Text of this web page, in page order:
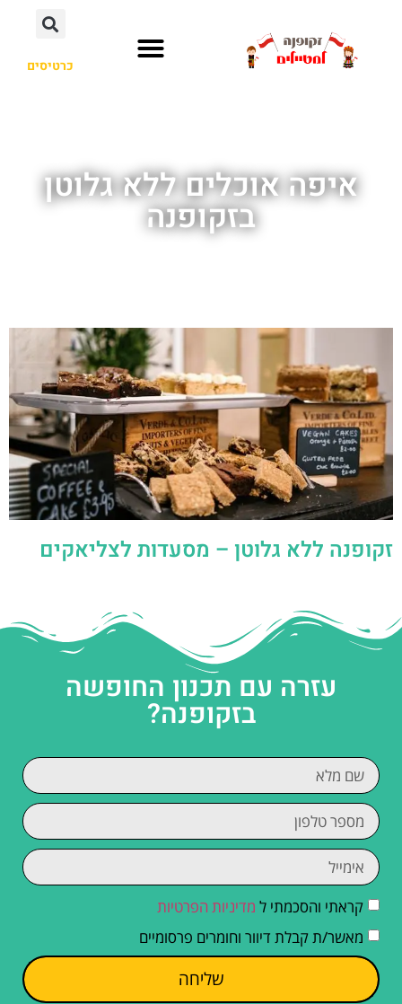
כרטיסים
איפה אוכלים ללא גלוטן
בזקופנה
זקופנה ללא גלוטן – מסעדות לצליאקים
עזרה עם תכנון החופשה
בזקופנה?
קראתי והסכמתי ל מדיניות הפרטיות
מאשר/ת קבלת דיוור וחומרים פרסומיים
שליחה